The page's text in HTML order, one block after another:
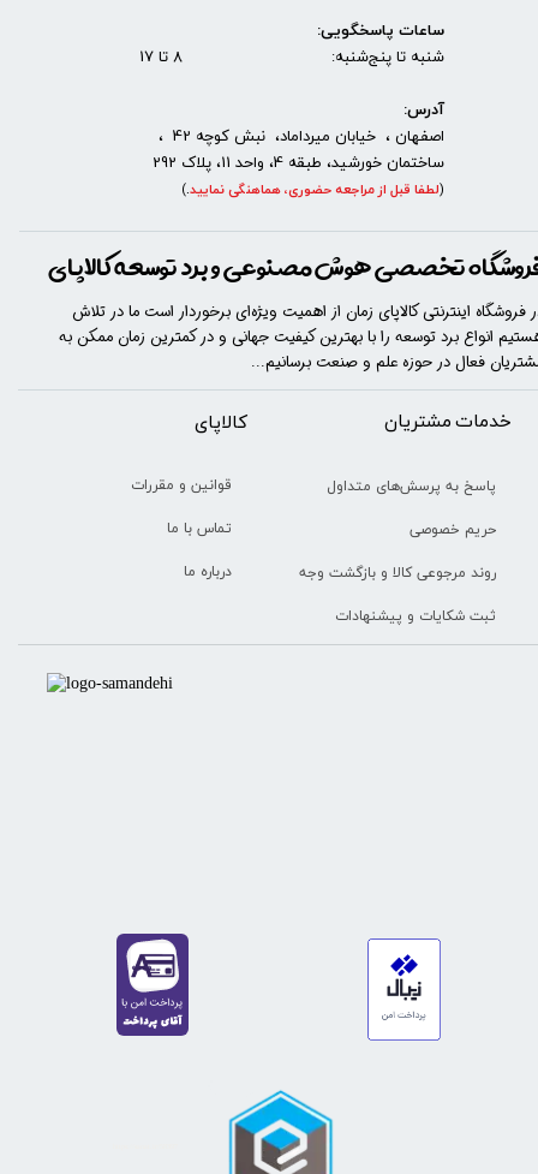
خدمات مشتریان
پاسخ به پرسش‌های متداول
حریم خصوصی
روند مرجوعی کالا و بازگشت وجه
ثبت شکایات و پیشنهادات
​​کالاپای
قوانین و مقررات
تماس با ما
درباره ما
تخصصی هوش مصنوعی و برد توسعه کالاپای
فروشگاه اینترنتی کالاپای زمان از اهمیت ویژه‌ای برخوردار است ما در تلاش
انواع برد توسعه را با​​​ بهترین کیفیت جهانی و در کمترین زمان ممکن به
فعال در حوزه علم و صنعت برسانیم...
ساعات پاسخگویی:
شنبه تا پنج‌شنبه: 8 تا 17
آدرس:
اصفهان ، خیابان میرداماد، نبش کوچه 42 ،
ساختمان خورشید، طبقه 4، واحد 11، پلاک 292
(لطفا قبل از مراجعه حضوری، هماهنگی نمایید.
)